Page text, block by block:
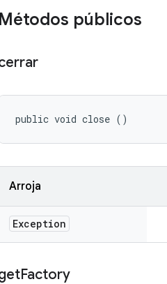
Métodos públicos
public void close ()
Arroja
Exception
Factory